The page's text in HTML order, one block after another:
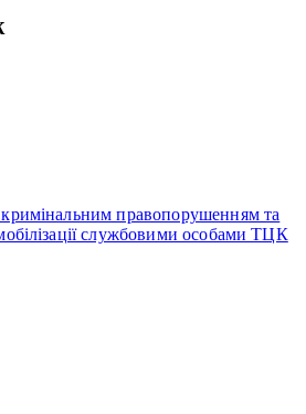
правопорушенням та
службовими особами ТЦК